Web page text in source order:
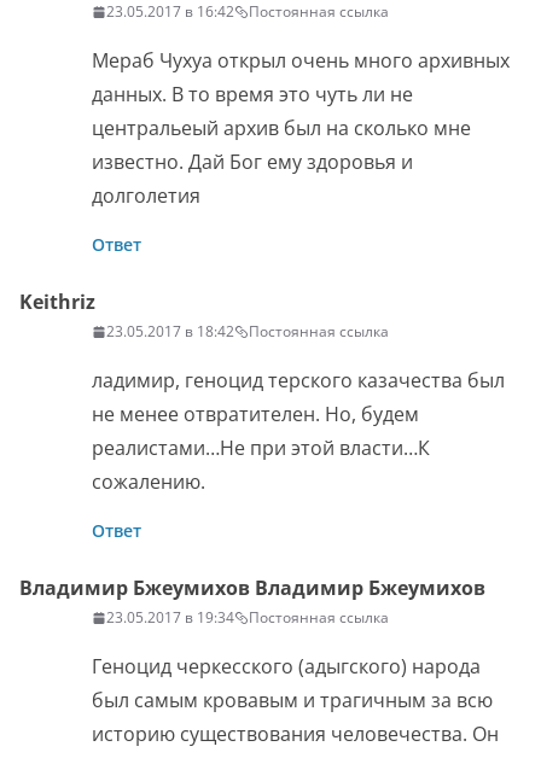
23.05.2017 в 16:42 Постоянная ссылка
Мераб Чухуа открыл очень много архивных
данных. В то время это чуть ли не
центральеый архив был на сколько мне
известно. Дай Бог ему здоровья и
долголетия
Ответ
Keithriz
23.05.2017 в 18:42 Постоянная ссылка
ладимир, геноцид терского казачества был
не менее отвратителен. Но, будем
реалистами…Не при этой власти…К
сожалению.
Ответ
Владимир Бжеумихов Владимир Бжеумихов
23.05.2017 в 19:34 Постоянная ссылка
Геноцид черкесского (адыгского) народа
был самым кровавым и трагичным за всю
историю существования человечества. Он